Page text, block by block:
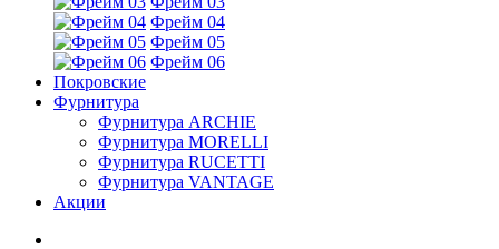
Фрейм 04
Фрейм 05
Фрейм 06
Покровские
Фурнитура
Фурнитура ARCHIE
Фурнитура MORELLI
Фурнитура RUCETTI
Фурнитура VANTAGE
Акции